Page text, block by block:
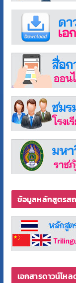
ข้อมูลหลักสูตรส
เอกสารดาวน์โห